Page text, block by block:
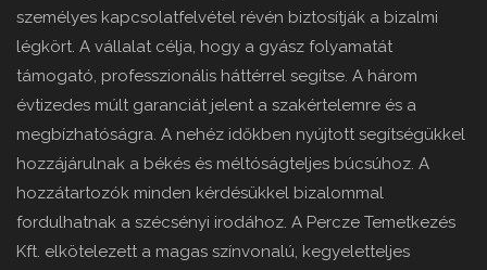
személyes kapcsolatfelvétel révén biztosítják a bizalmi
légkört. A vállalat célja, hogy a gyász folyamatát
támogató, professzionális háttérrel segítse. A három
évtizedes múlt garanciát jelent a szakértelemre és a
megbízhatóságra. A nehéz időkben nyújtott segítségükkel
hozzájárulnak a békés és méltóságteljes búcsúhoz. A
hozzátartozók minden kérdésükkel bizalommal
fordulhatnak a szécsényi irodához. A Percze Temetkezés
Kft. elkötelezett a magas színvonalú, kegyeletteljes